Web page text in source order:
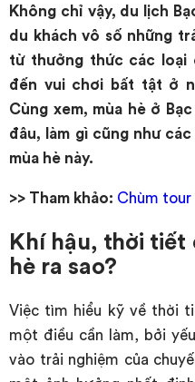
Không chỉ vậy, du lịch
du khách vô số những
từ thưởng thức các loại
đến vui chơi bất tật ở
Cùng xem, mùa hè ở
đâu, làm gì cũng như
mùa hè này.
>> Tham khảo: Chùm tour
Khí hậu, thời tiết
hè ra sao?
Việc tìm hiểu kỹ về thời
một điều cần làm, bởi
vào trải nghiệm của